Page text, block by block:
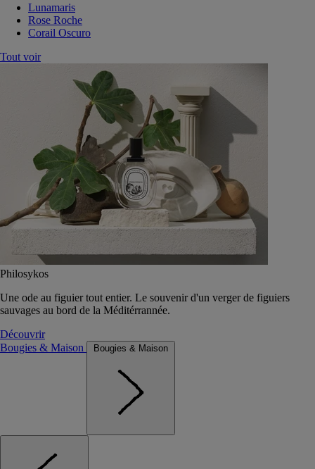
Lunamaris
Rose Roche
Corail Oscuro
Tout voir
Philosykos
Une ode au figuier tout entier. Le souvenir d'un verger de figuiers
sauvages au bord de la Méditérrannée.
Découvrir
Bougies & Maison
Bougies & Maison